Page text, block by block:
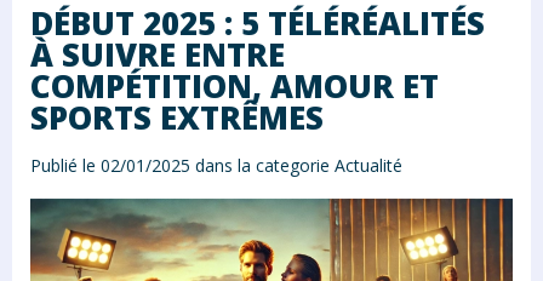
DÉBUT 2025 : 5 TÉLÉRÉALITÉS
À SUIVRE ENTRE
COMPÉTITION, AMOUR ET
SPORTS EXTRÊMES
Publié le 02/01/2025 dans la categorie Actualité